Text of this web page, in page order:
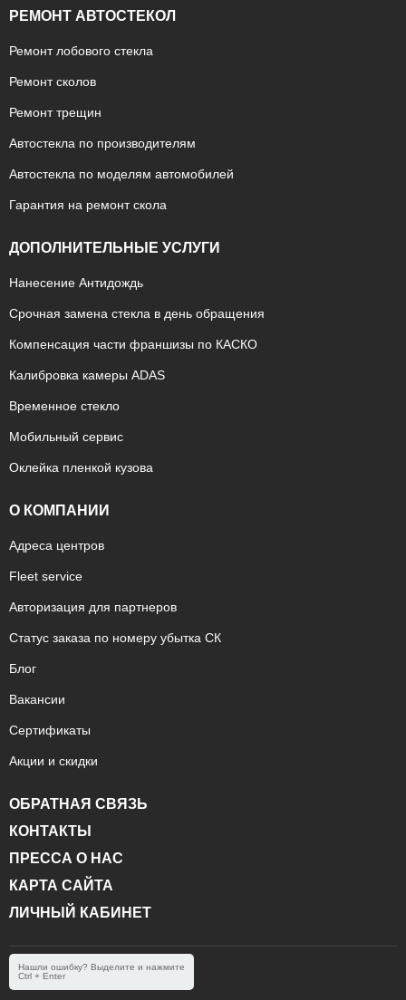
РЕМОНТ АВТОСТЕКОЛ
Ремонт лобового стекла
Ремонт сколов
Ремонт трещин
Автостекла по производителям
Автостекла по моделям автомобилей
Гарантия на ремонт скола
ДОПОЛНИТЕЛЬНЫЕ УСЛУГИ
Нанесение Антидождь
Срочная замена стекла в день обращения
Компенсация части франшизы по КАСКО
Калибровка камеры ADAS
Временное стекло
Мобильный сервис
Оклейка пленкой кузова
О КОМПАНИИ
Адреса центров
Fleet service
Авторизация для партнеров
Статус заказа по номеру убытка СК
Блог
Вакансии
Сертификаты
Акции и скидки
ОБРАТНАЯ СВЯЗЬ
КОНТАКТЫ
ПРЕССА О НАС
КАРТА САЙТА
ЛИЧНЫЙ КАБИНЕТ
Нашли ошибку? Выделите и нажмите
Ctrl + Enter